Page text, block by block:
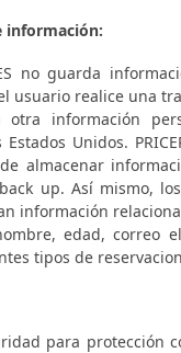
información:
no guarda
usuario realice una
información
Unidos.
almacenar
up. Así mismo,
información
edad, correo
tipos de
para protección